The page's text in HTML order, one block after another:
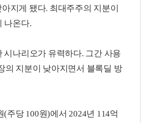
지게 됐다. 최대주주의 지분이
나온다.
시나리오가 유력하다. 그간 사용
의 지분이 낮아지면서 블록딜 방
주당 100원)에서 2024년 114억